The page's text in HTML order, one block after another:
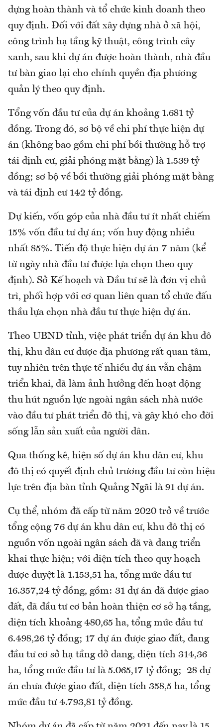
dựng hoàn thành và tổ chức kinh doanh theo
quy định. Đối với đất xây dựng nhà ở xã hội,
công trình hạ tầng kỹ thuật, công trình cây
xanh, sau khi dự án được hoàn thành, nhà đầu
tư bàn giao lại cho chính quyền địa phương
quản lý theo quy định.
Tổng vốn đầu tư của dự án khoảng 1.681 tỷ
đồng. Trong đó, sơ bộ về chi phí thực hiện dự
án (không bao gồm chi phí bồi thường hỗ trợ
tái định cư, giải phóng mặt bằng) là 1.539 tỷ
đồng; sơ bộ về bồi thường giải phóng mặt bằng
và tái định cư 142 tỷ đồng.
Dự kiến, vốn góp của nhà đầu tư ít nhất chiếm
15% vốn đầu tư dự án; vốn huy động nhiều
nhất 85%. Tiến độ thực hiện dự án 7 năm (kể
từ ngày nhà đầu tư được lựa chọn theo quy
định). Sở Kế hoạch và Đầu tư sẽ là đơn vị chủ
trì, phối hợp với cơ quan liên quan tổ chức đấu
thầu lựa chọn nhà đầu tư thực hiện dự án.
Theo UBND tỉnh, việc phát triển dự án khu đô
thị, khu dân cư được địa phương rất quan tâm,
tuy nhiên trên thực tế nhiều dự án vẫn chậm
triển khai, đã làm ảnh hưởng đến hoạt động
thu hút nguồn lực ngoài ngân sách nhà nước
vào đầu tư phát triển đô thị, và gây khó cho đời
sống lẫn sản xuất của người dân.
Qua thống kê, hiện số dự án khu dân cư, khu
đô thị có quyết định chủ trương đầu tư còn hiệu
lực trên địa bàn tỉnh Quảng Ngãi là 91 dự án.
Cụ thể, nhóm đã cấp từ năm 2020 trở về trước
tổng cộng 76 dự án khu dân cư, khu đô thị có
nguồn vốn ngoài ngân sách đã và đang triển
khai thực hiện; với diện tích theo quy hoạch
được duyệt là 1.153,51 ha, tổng mức đầu tư
16.357,24 tỷ đồng, gồm: 31 dự án đã được giao
đất, đã đầu tư cơ bản hoàn thiện cơ sở hạ tầng,
diện tích khoảng 480,65 ha, tổng mức đầu tư
6.498,26 tỷ đồng; 17 dự án được giao đất, đang
đầu tư cơ sở hạ tầng dở dang, diện tích 314,36
ha, tổng mức đầu tư là 5.065,17 tỷ đồng; 28 dự
án chưa được giao đất, diện tích 358,5 ha, tổng
mức đầu tư 4.793,81 tỷ đồng.